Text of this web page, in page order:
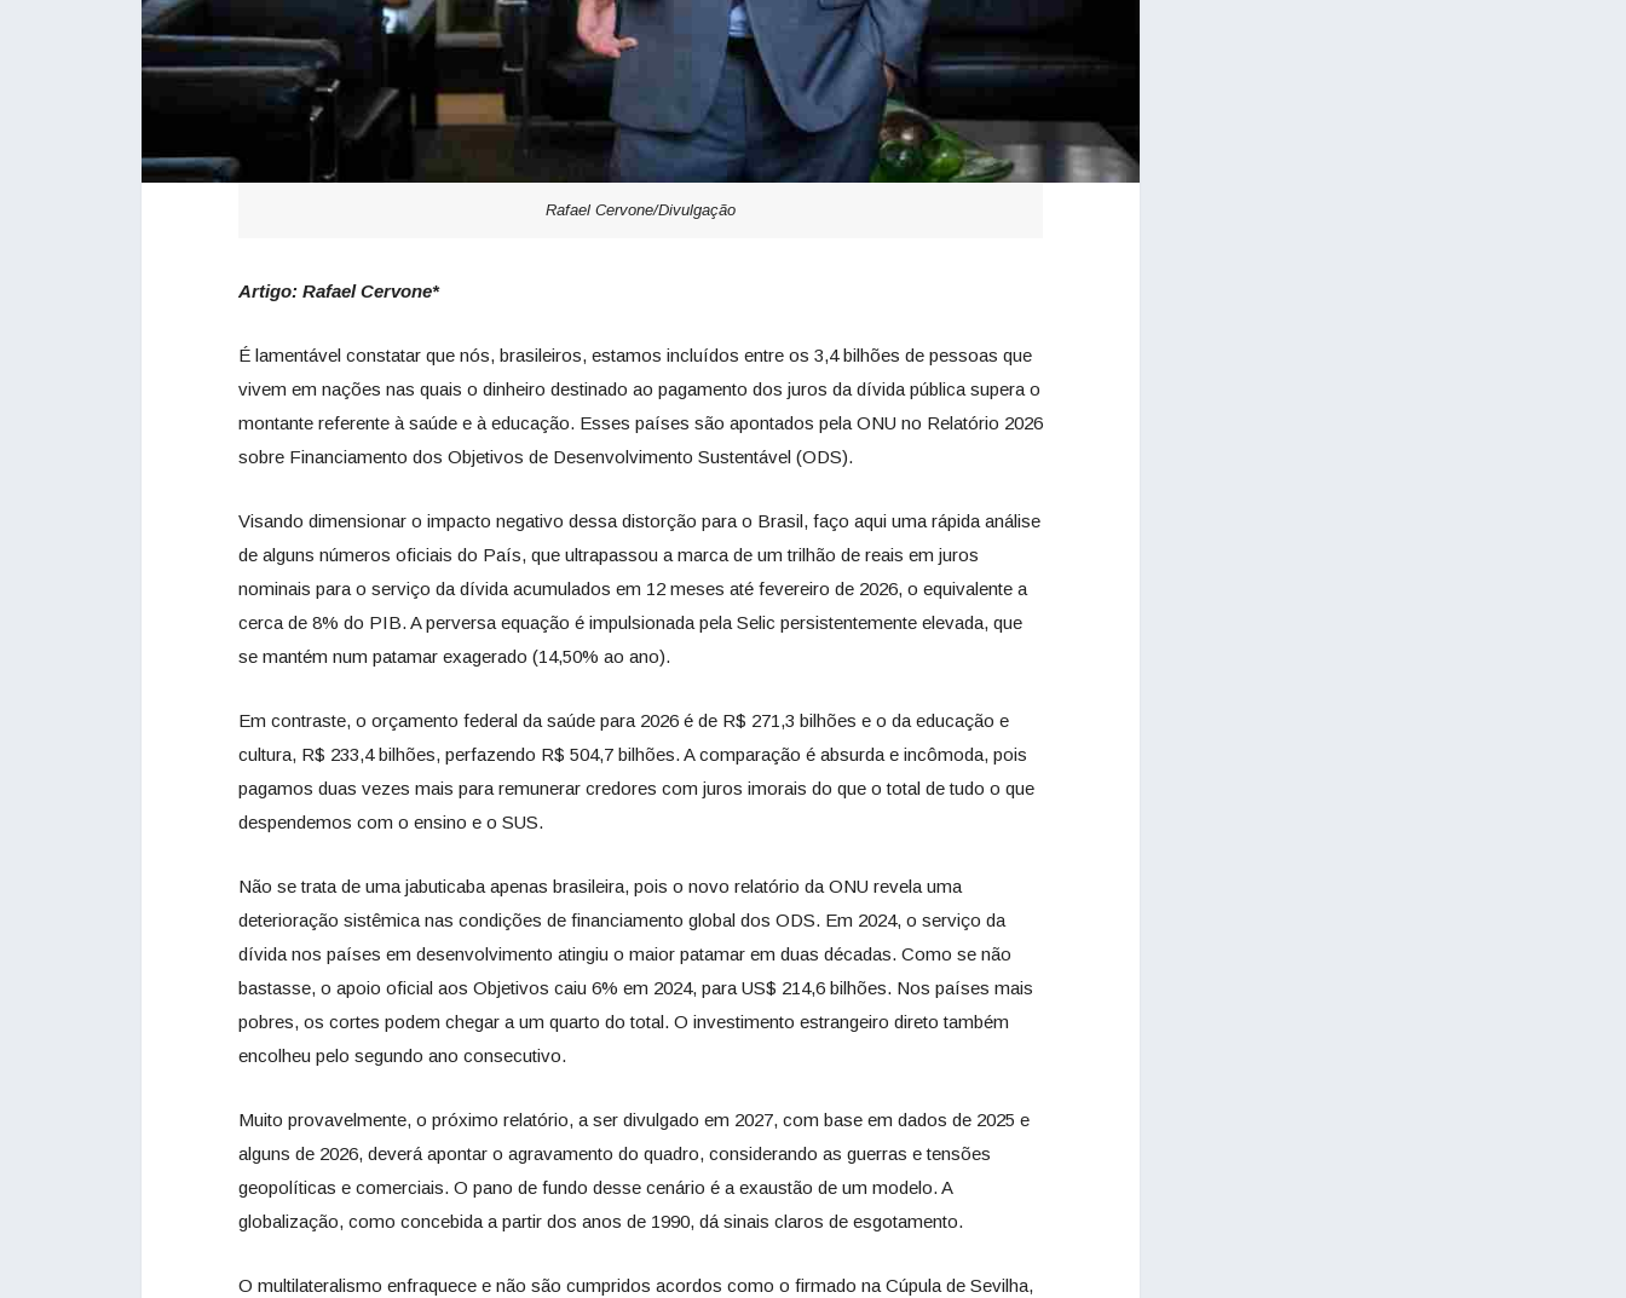
Rafael Cervone/Divulgação
Artigo: Rafael Cervone*
É lamentável constatar que nós, brasileiros, estamos incluídos entre os 3,4 bilhões de pessoas que
vivem em nações nas quais o dinheiro destinado ao pagamento dos juros da dívida pública supera o
montante referente à saúde e à educação. Esses países são apontados pela ONU no Relatório 2026
sobre Financiamento dos Objetivos de Desenvolvimento Sustentável (ODS).
Visando dimensionar o impacto negativo dessa distorção para o Brasil, faço aqui uma rápida análise
de alguns números oficiais do País, que ultrapassou a marca de um trilhão de reais em juros
nominais para o serviço da dívida acumulados em 12 meses até fevereiro de 2026, o equivalente a
cerca de 8% do PIB. A perversa equação é impulsionada pela Selic persistentemente elevada, que
se mantém num patamar exagerado (14,50% ao ano).
Em contraste, o orçamento federal da saúde para 2026 é de R$ 271,3 bilhões e o da educação e
cultura, R$ 233,4 bilhões, perfazendo R$ 504,7 bilhões. A comparação é absurda e incômoda, pois
pagamos duas vezes mais para remunerar credores com juros imorais do que o total de tudo o que
despendemos com o ensino e o SUS.
Não se trata de uma jabuticaba apenas brasileira, pois o novo relatório da ONU revela uma
deterioração sistêmica nas condições de financiamento global dos ODS. Em 2024, o serviço da
dívida nos países em desenvolvimento atingiu o maior patamar em duas décadas. Como se não
bastasse, o apoio oficial aos Objetivos caiu 6% em 2024, para US$ 214,6 bilhões. Nos países mais
pobres, os cortes podem chegar a um quarto do total. O investimento estrangeiro direto também
encolheu pelo segundo ano consecutivo.
Muito provavelmente, o próximo relatório, a ser divulgado em 2027, com base em dados de 2025 e
alguns de 2026, deverá apontar o agravamento do quadro, considerando as guerras e tensões
geopolíticas e comerciais. O pano de fundo desse cenário é a exaustão de um modelo. A
globalização, como concebida a partir dos anos de 1990, dá sinais claros de esgotamento.
O multilateralismo enfraquece e não são cumpridos acordos como o firmado na Cúpula de Sevilha,